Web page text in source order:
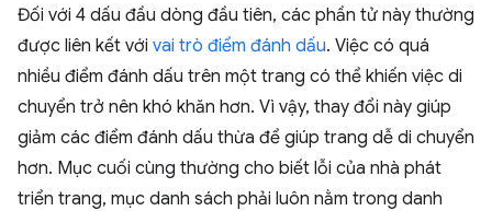
Đối với 4 dấu đầu dòng đầu tiên, các phần tử này thường
được liên kết với vai trò điểm đánh dấu. Việc có quá
nhiều điểm đánh dấu trên một trang có thể khiến việc di
chuyển trở nên khó khăn hơn. Vì vậy, thay đổi này giúp
giảm các điểm đánh dấu thừa để giúp trang dễ di chuyển
hơn. Mục cuối cùng thường cho biết lỗi của nhà phát
triển trang, mục danh sách phải luôn nằm trong danh